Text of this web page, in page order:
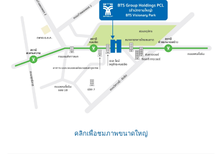
คลิกเพื่อชมภาพขนาดใหญ่